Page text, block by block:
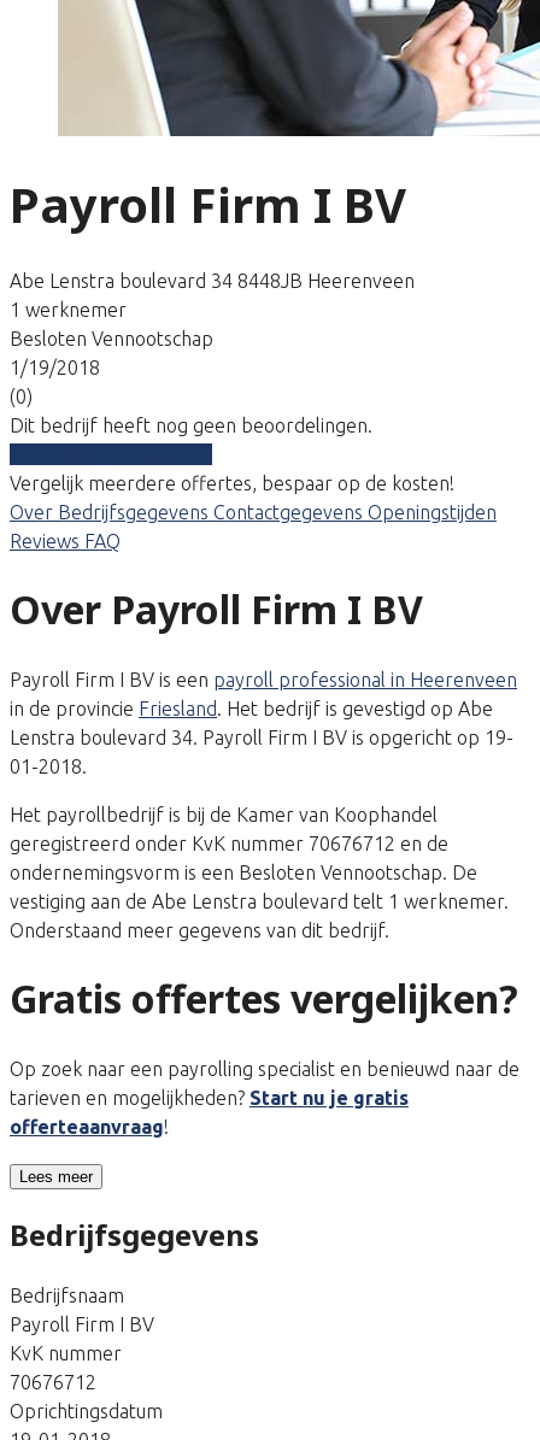
Payroll Firm I BV
Abe Lenstra boulevard 34 8448JB Heerenveen
1 werknemer
Besloten Vennootschap
1/19/2018
(0)
Dit bedrijf heeft nog geen beoordelingen.
Vergelijk meerdere offertes, bespaar op de kosten!
Over Bedrijfsgegevens Contactgegevens Openingstijden
Reviews FAQ
Over Payroll Firm I BV
Payroll Firm I BV is een payroll professional in Heerenveen
in de provincie Friesland. Het bedrijf is gevestigd op Abe
Lenstra boulevard 34. Payroll Firm I BV is opgericht op 19-
01-2018.
Het payrollbedrijf is bij de Kamer van Koophandel
geregistreerd onder KvK nummer 70676712 en de
ondernemingsvorm is een Besloten Vennootschap. De
vestiging aan de Abe Lenstra boulevard telt 1 werknemer.
Onderstaand meer gegevens van dit bedrijf.
Gratis offertes vergelijken?
Op zoek naar een payrolling specialist en benieuwd naar de
tarieven en mogelijkheden? Start nu je gratis
offerteaanvraag!
Lees meer
Bedrijfsgegevens
Bedrijfsnaam
Payroll Firm I BV
KvK nummer
70676712
Oprichtingsdatum